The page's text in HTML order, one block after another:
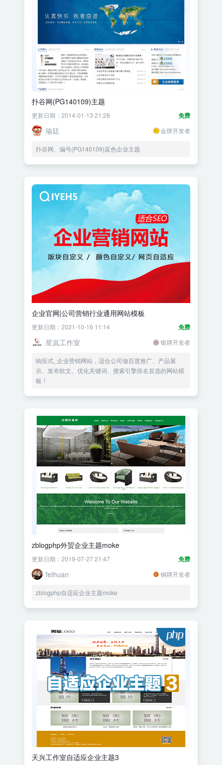
扑谷网(PG140109)主题
免费
更新日期：2014-01-13 21:28
瑜廷 金牌开发者
扑谷网、编号(PG140109)蓝色企业主题
企业官网|公司营销行业通用网站模板
免费
更新日期：2021-10-16 11:14
星岚工作室 银牌开发者
响应式_企业营销网站，适合公司做百度推广、产品展
示、发布软文、优化关键词、搜索引擎排名首选的网站模
板！
zblogphp外贸企业主题moke
免费
更新日期：2019-07-27 21:47
feihuan 铜牌开发者
zblogphp自适应企业主题moke
天兴工作室自适应企业主题3